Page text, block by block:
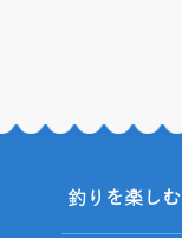
釣りを楽しむ